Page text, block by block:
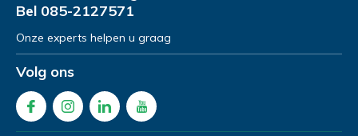
Bel 085-2127571
Onze experts helpen u graag
Volg ons